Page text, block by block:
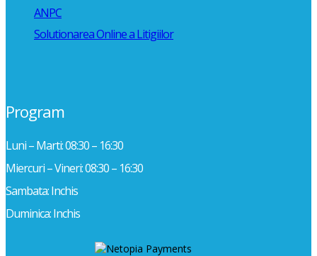
ANPC
Solutionarea Online a Litigiilor
Program
Luni – Marti: 08:30 – 16:30
Miercuri – Vineri: 08:30 – 16:30
Sambata: Inchis
Duminica: Inchis